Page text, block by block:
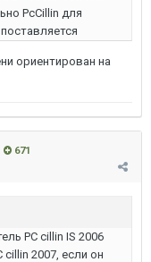
PcCillin для
ориентирован на
671
PC cillin IS 2006
2007, если он